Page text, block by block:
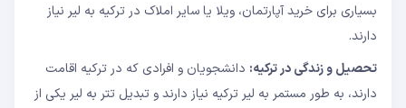
بسیاری برای خرید آپارتمان، ویلا یا سایر املاک در ترکیه به لیر نیاز
دارند.
تحصیل و زندگی در ترکیه: دانشجویان و افرادی که در ترکیه اقامت
دارند، به طور مستمر به لیر ترکیه نیاز دارند و تبدیل تتر به لیر یکی از